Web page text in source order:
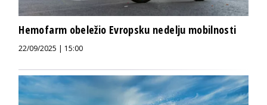
Hemofarm obeležio Evropsku nedelju mobilnosti
22/09/2025 | 15:00